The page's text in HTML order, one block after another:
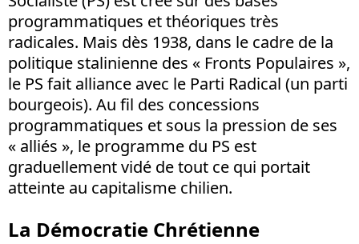
programmatiques et théoriques très
radicales. Mais dès 1938, dans le cadre de la
politique stalinienne des « Fronts Populaires »,
le PS fait alliance avec le Parti Radical (un parti
bourgeois). Au fil des concessions
programmatiques et sous la pression de ses
« alliés », le programme du PS est
graduellement vidé de tout ce qui portait
atteinte au capitalisme chilien.
La Démocratie Chrétienne